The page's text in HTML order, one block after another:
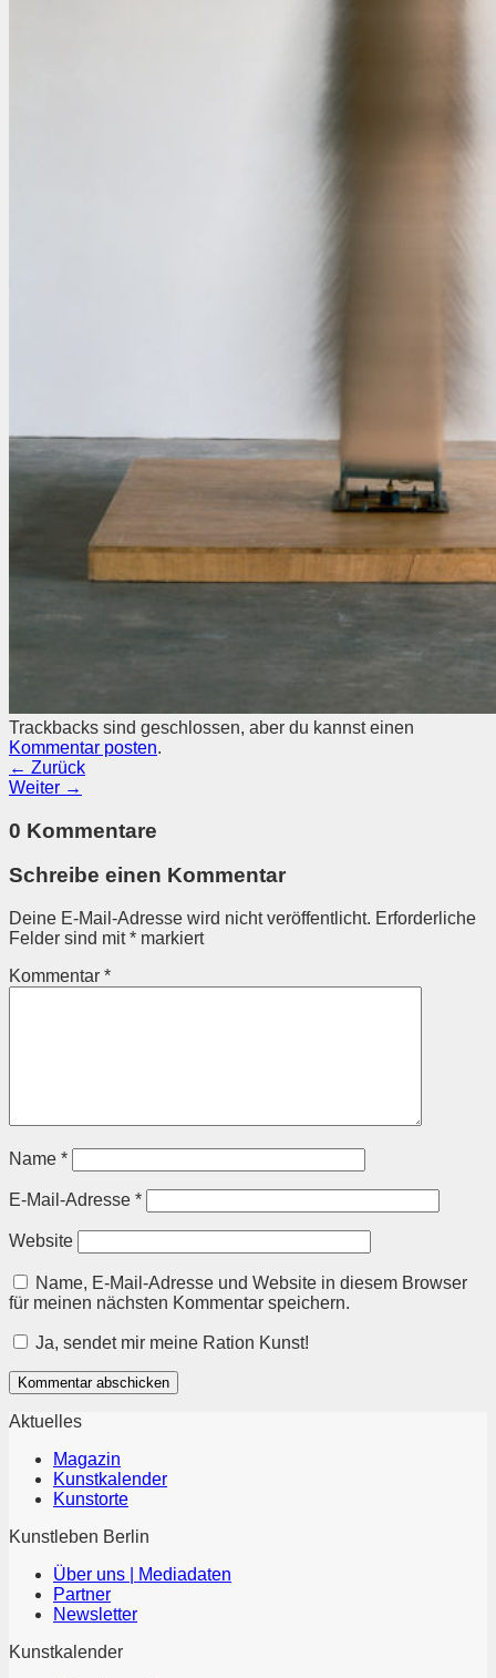
Trackbacks sind geschlossen, aber du kannst einen
Kommentar posten.
← Zurück
Weiter →
0 Kommentare
Schreibe einen Kommentar
Deine E-Mail-Adresse wird nicht veröffentlicht. Erforderliche
Felder sind mit* markiert
Kommentar *
Name *
E-Mail-Adresse *
Website
Name, E-Mail-Adresse und Website in diesem Browser
für meinen nächsten Kommentar speichern.
Ja, sendet mir meine Ration Kunst!
Aktuelles
Magazin
Kunstkalender
Kunstorte
Kunstleben Berlin
Über uns | Mediadaten
Partner
Newsletter
Kunstkalender